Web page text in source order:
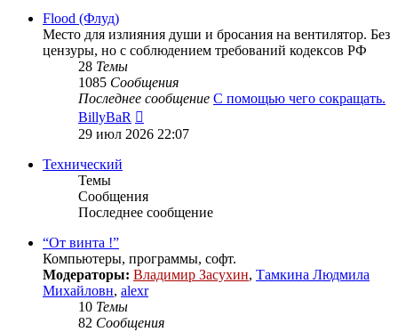
Flood (Флуд)
Место для излияния души и бросания на вентилятор. Без
цензуры, но с соблюдением требований кодексов РФ
28 Темы
1085 Сообщения
Последнее сообщение С помощью чего сокращать.
BillyBaR
к
29 июл 2026 22:07
Технический
Темы
Сообщения
Последнее сообщение
“От винта !”
Компьютеры, программы, софт.
Модераторы: Владимир Засухин, Тамкина Людмила
Михайловн, alexr
10 Темы
82 Сообщения